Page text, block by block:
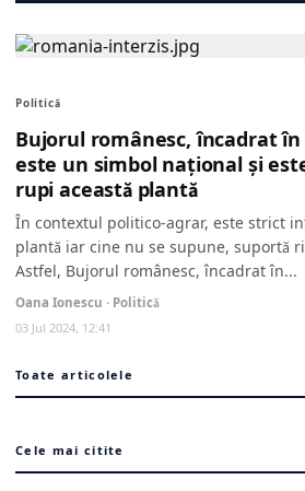
Politică
Bujorul românesc, încadrat
este un simbol național şi
rupi această plantă
În contextul politico-agrar, este strict
plantă iar cine nu se supune, suportă
Astfel, Bujorul românesc, încadrat în...
Oana Ionescu · Politică
03 Jul 2024, 12:41
Toate articolele
Cele mai citite